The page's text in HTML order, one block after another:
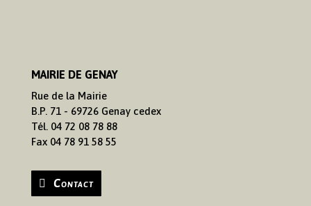
MAIRIE DE GENAY
Rue de la Mairie
B.P. 71 - 69726 Genay cedex
Tél. 04 72 08 78 88
Fax 04 78 91 58 55
Contact